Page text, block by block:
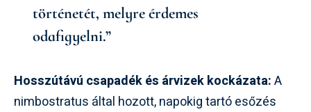
történetét, melyre érdemes
odafigyelni.”
Hosszútávú csapadék és árvizek kockázata:A
nimbostratus által hozott, napokig tartó esőzés